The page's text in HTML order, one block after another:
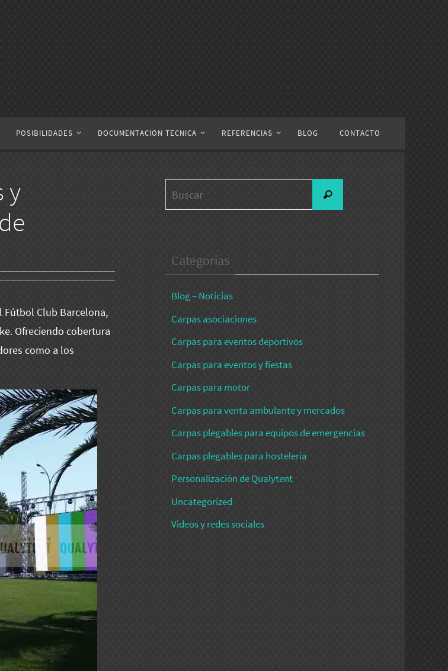
POSIBILIDADES DOCUMENTACIÓN TÉCNICA REFERENCIAS BLOG CONTACTO
y
Fútbol Club Barcelona,
Ofreciendo cobertura
como a los
Buscar
Categorías
Blog – Noticias
Carpas asociaciones
Carpas para eventos deportivos
Carpas para eventos y fiestas
Carpas para motor
Carpas para venta ambulante y mercados
Carpas plegables para equipos de emergencias
Carpas plegables para hostelería
Personalización de Qualytent
Uncategorized
Videos y redes sociales